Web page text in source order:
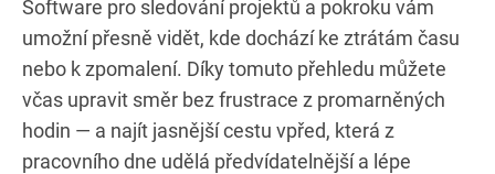
Software pro sledování projektů a pokroku vám
umožní přesně vidět, kde dochází ke ztrátám času
nebo k zpomalení. Díky tomuto přehledu můžete
včas upravit směr bez frustrace z promarněných
hodin — a najít jasnější cestu vpřed, která z
pracovního dne udělá předvídatelnější a lépe